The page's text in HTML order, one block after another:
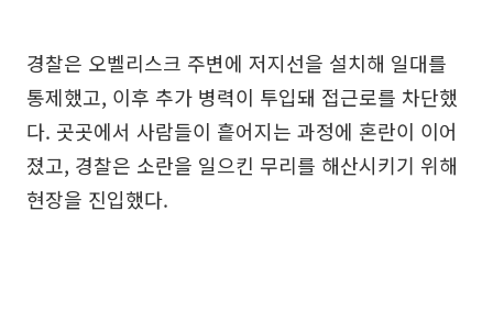
경찰은 오벨리스크 주변에 저지선을 설치해 일대를
통제했고, 이후 추가 병력이 투입돼 접근로를 차단했
다. 곳곳에서 사람들이 흩어지는 과정에 혼란이 이어
졌고, 경찰은 소란을 일으킨 무리를 해산시키기 위해
현장을 진입했다.